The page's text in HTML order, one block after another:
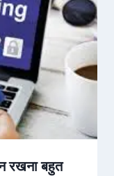
रखना बहुत